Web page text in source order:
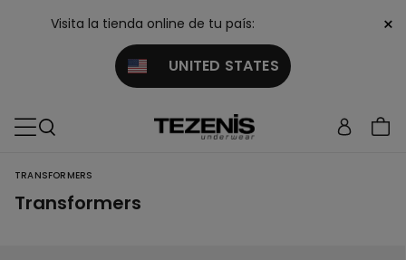
Visita la tienda online de tu país:
UNITED STATES
×
TRANSFORMERS
Transformers